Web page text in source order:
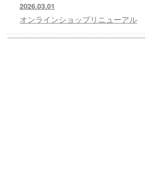
2026.03.01
オンラインショップリニューアル